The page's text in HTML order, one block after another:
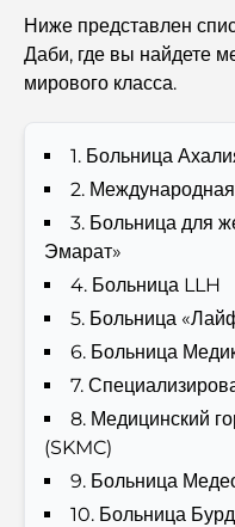
Abu Dhabi vs
Investors and
Families
Чем заняться летом
по спасению от жары
Лучшие подарки
продуманные и
Школы рядом с
руководство для
Лучшие отели в
полный путеводитель
Ниже представлен
Даби, где вы найдете
мирового класса.
1. Больница
2.
3. Больница для
Эмарат»
4. Больница LLH
5. Больница
6. Больница
7.
8. Медицинский
(SKMC)
9. Больница
10. Больница